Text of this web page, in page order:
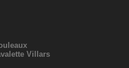
Villars